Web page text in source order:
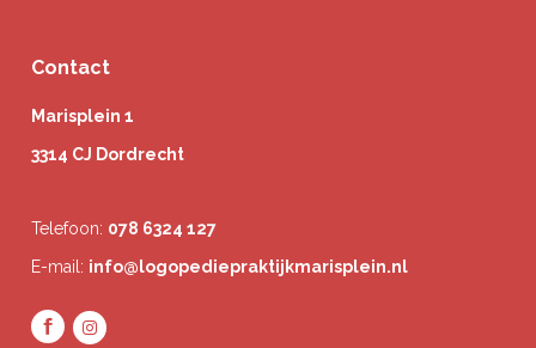
Contact
Marisplein 1
3314 CJ Dordrecht
Telefoon: 078 6324 127
E-mail: info@logopediepraktijkmarisplein.nl